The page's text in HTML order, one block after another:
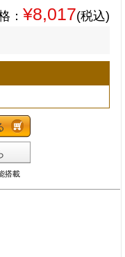
： ¥8,017(税込)
搭載